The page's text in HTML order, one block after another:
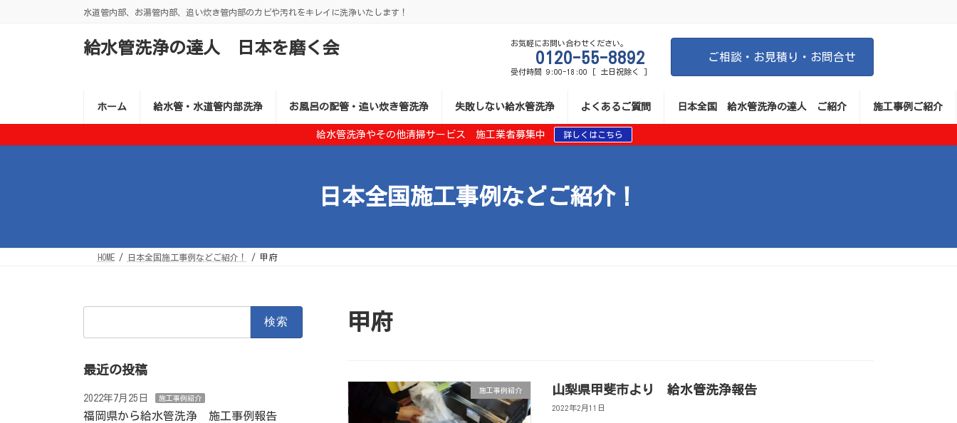
水道管内部、お湯管内部、追い炊き管内部のカビや汚れをキレイに洗浄いたします！
給水管洗浄の達人 日本を磨く会 お気軽にお問い合わせください。
0120-55-8892
受付時間 9:00-18:00 [ 土日祝除く ]
ご相談・お見積り・お問合せ
ホーム 給水管・水道管内部洗浄 お風呂の配管・追い炊き管洗浄 失敗しない給水管洗浄 よくあるご質問 日本全国 給水管洗浄の達人 ご紹介 施工事例ご紹介
給水管洗浄やその他清掃サービス 施工業者募集中 詳しくはこちら
日本全国施工事例などご紹介！
HOME 日本全国施工事例などご紹介！ 甲府
甲府
施工事例紹介 山梨県甲斐市より 給水管洗浄報告
2022年2月11日
検
最近の投稿
2022年7月25日 施工事例紹介
福岡県から給水管洗浄 施工事例報告